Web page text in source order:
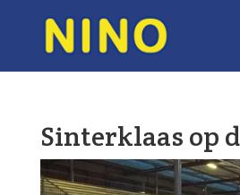
Sinterklaas op